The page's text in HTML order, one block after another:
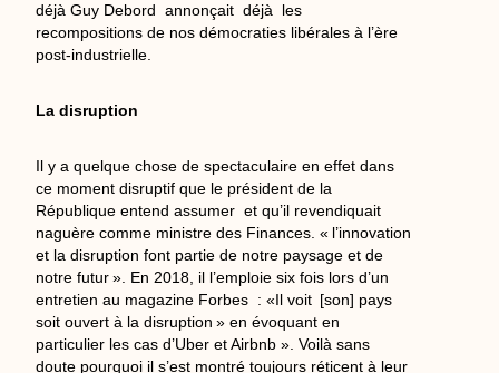
déjà Guy Debord annonçait déjà les
recompositions de nos démocraties libérales à l’ère
post-industrielle.
La disruption
Il y a quelque chose de spectaculaire en effet dans
ce moment disruptif que le président de la
République entend assumer et qu’il revendiquait
naguère comme ministre des Finances. « l’innovation
et la disruption font partie de notre paysage et de
notre futur ». En 2018, il l’emploie six fois lors d’un
entretien au magazine Forbes : «Il voit [son] pays
soit ouvert à la disruption » en évoquant en
particulier les cas d’Uber et Airbnb ». Voilà sans
doute pourquoi il s’est montré toujours réticent à leur